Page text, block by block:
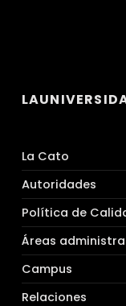
La Cato
Autoridades
Política de
Áreas
Campus
Relaciones